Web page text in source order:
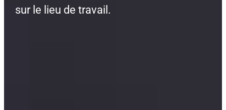
sur le lieu de travail.